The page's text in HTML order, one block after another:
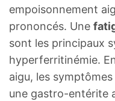
empoisonnement
prononcés. Une
sont les principaux
hyperferritinémie.
aigu, les
une gastro-entérite